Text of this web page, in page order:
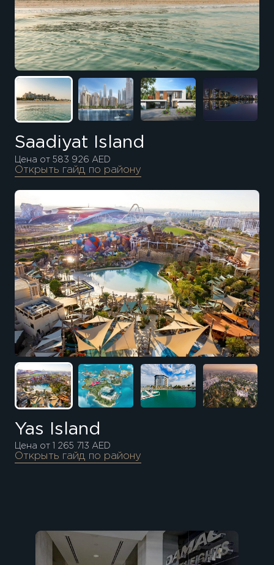
Saadiyat Island
Цена от 583 926 AED
Открыть гайд по району
Yas Island
Цена от 1 265 713 AED
Открыть гайд по району